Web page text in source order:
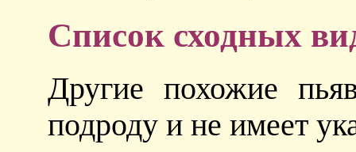
Список сходных
Другие похожие
подроду и не имеет